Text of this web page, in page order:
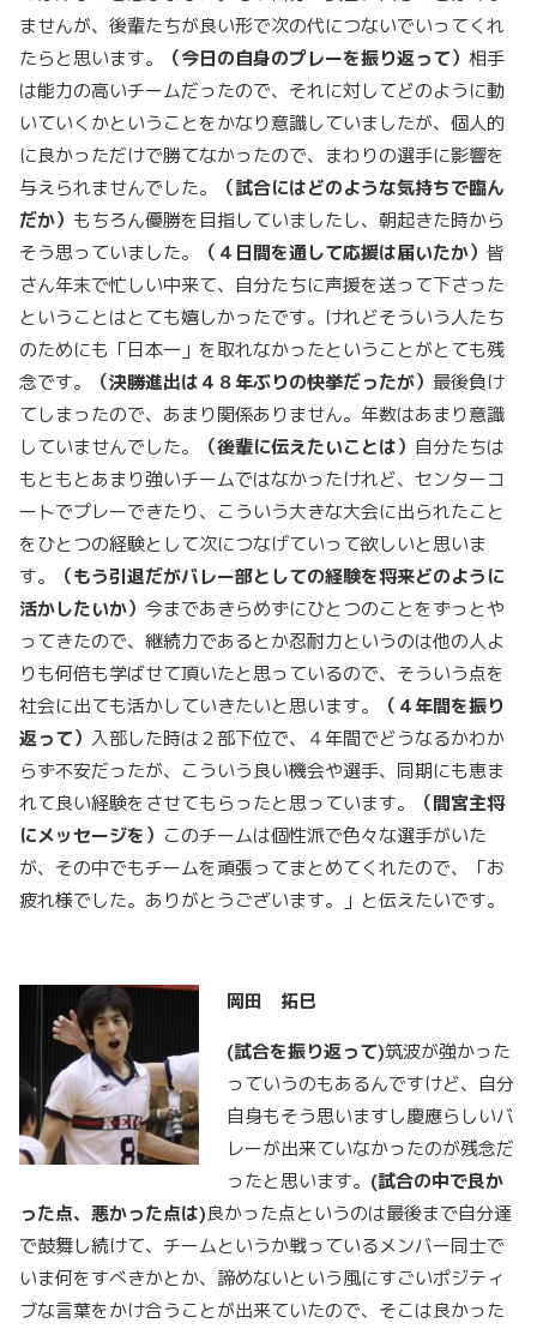
ませんが、後輩たちが良い形で次の代につないでいってくれ
たらと思います。
（今日の自身のプレーを振り返って） 相手
は能力の高いチームだったので、それに対してどのように動
いていくかということをかなり意識していましたが、個人的
に良かっただけで勝てなかったので、まわりの選手に影響を
与えられませんでした。
（試合にはどのような気持ちで臨ん
だか） もちろん優勝を目指していましたし、朝起きた時から
そう思っていました。
（４日間を通して応援は届いたか） 皆
さん年末で忙しい中来て、自分たちに声援を送って下さった
ということはとても嬉しかったです。けれどそういう人たち
のためにも「日本一」を取れなかったということがとても残
念です。
（決勝進出は４８年ぶりの快挙だったが） 最後負け
てしまったので、あまり関係ありません。年数はあまり意識
していませんでした。
（後輩に伝えたいことは） 自分たちは
もともとあまり強いチームではなかったけれど、センターコ
ートでプレーできたり、こういう大きな大会に出られたこと
をひとつの経験として次につなげていって欲しいと思いま
す。
（もう引退だがバレー部としての経験を将来どのように
活かしたいか） 今まであきらめずにひとつのことをずっとや
ってきたので、継続力であるとか忍耐力というのは他の人よ
りも何倍も学ばせて頂いたと思っているので、そういう点を
社会に出ても活かしていきたいと思います。
（４年間を振り
返って） 入部した時は２部下位で、４年間でどうなるかわか
らず不安だったが、こういう良い機会や選手、同期にも恵ま
れて良い経験をさせてもらったと思っています。
（間宮主将
にメッセージを） このチームは個性派で色々な選手がいた
が、その中でもチームを頑張ってまとめてくれたので、「お
疲れ様でした。ありがとうございます。」と伝えたいです。
岡田 拓巳
(試合を振り返って)筑波が強かった
っていうのもあるんですけど、自分
自身もそう思いますし慶應らしいバ
レーが出来ていなかったのが残念だ
ったと思います。 (試合の中で良か
った点、悪かった点は)良かった点というのは最後まで自分達
で鼓舞し続けて、チームというか戦っているメンバー同士で
いま何をすべきかとか、諦めないという風にすごいポジティ
ブな言葉をかけ合うことが出来ていたので、そこは良かった